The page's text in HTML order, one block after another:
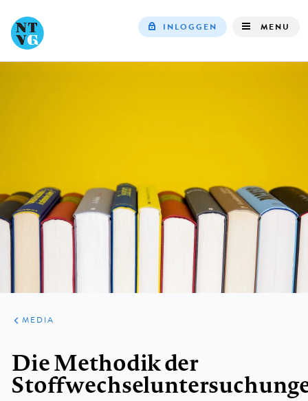
INLOGGEN MENU
ARTIKELEN
VARIA
MEDIA
Die Methodik der